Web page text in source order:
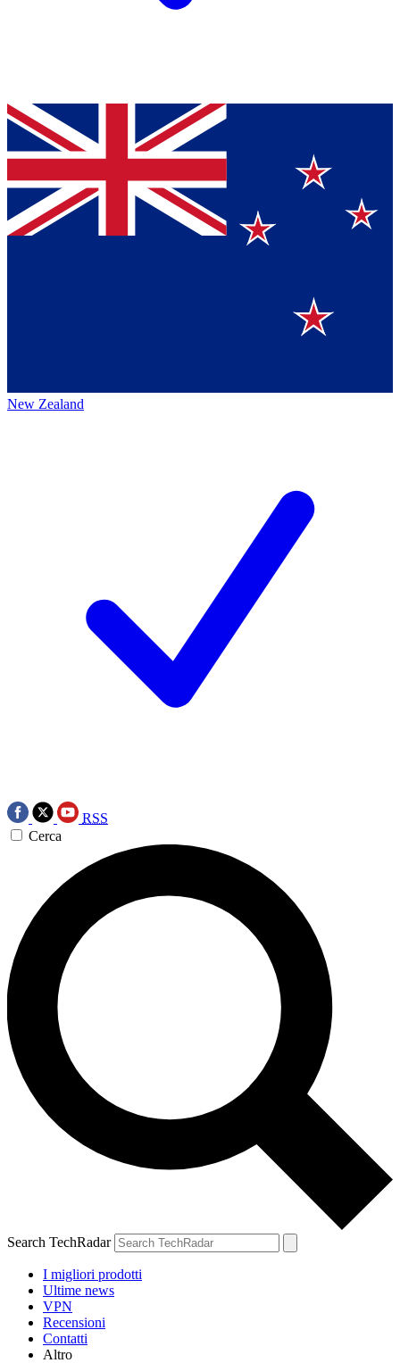
New Zealand
RSS
Cerca
Search TechRadar
I migliori prodotti
Ultime news
VPN
Recensioni
Contatti
Altro